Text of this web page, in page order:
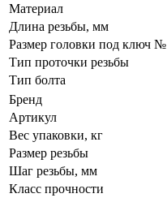
Материал
Длина резьбы, мм
Размер головки под ключ №
Тип проточки резьбы
Тип болта
Бренд
Артикул
Вес упаковки, кг
Размер резьбы
Шаг резьбы, мм
Класс прочности